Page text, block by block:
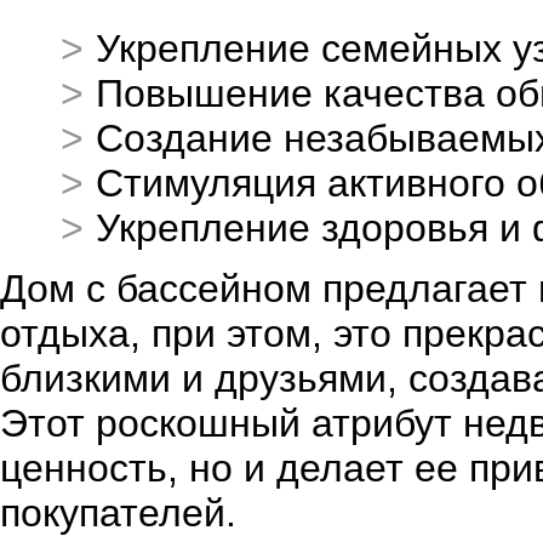
Укрепление семейных
Повышение качества
Создание
Стимуляция активного
Укрепление здоровья
Дом с бассейном предлагает
отдыха, при этом, это
близкими и друзьями,
Этот роскошный атрибут
ценность, но и делает ее
покупателей.